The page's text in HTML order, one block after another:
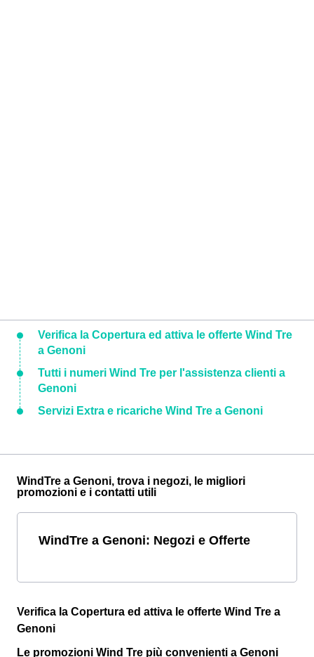
Verifica la Copertura ed attiva le offerte Wind Tre
a Genoni
Tutti i numeri Wind Tre per l'assistenza clienti a
Genoni
Servizi Extra e ricariche Wind Tre a Genoni
WindTre a Genoni, trova i negozi, le migliori
promozioni e i contatti utili
WindTre a Genoni: Negozi e Offerte
Verifica la Copertura ed attiva le offerte Wind Tre a
Genoni
Le promozioni Wind Tre più convenienti a Genoni